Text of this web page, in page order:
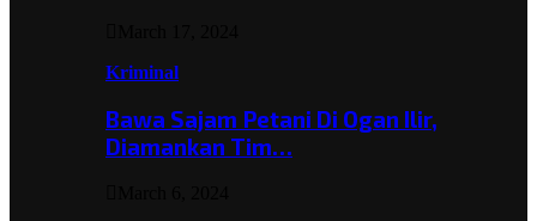
Kriminal
Bawa Sajam Petani Di Ogan Ilir,
Diamankan Tim…